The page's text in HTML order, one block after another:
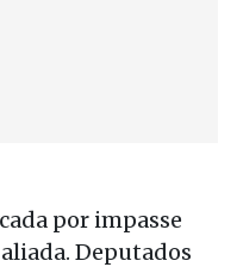
por impasse
Deputados